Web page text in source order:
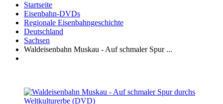
Startseite
Eisenbahn-DVDs
Regionale Eisenbahngeschichte
Deutschland
Sachsen
Waldeisenbahn Muskau - Auf schmaler Spur ...